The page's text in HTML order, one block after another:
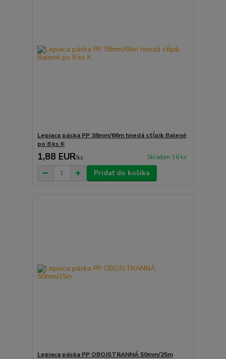
Lepiaca páska PP 38mm/66m hnedá stĺpik Balené
po 8 ks K
1,88 EUR/ks Skladom 16 ks
Pridať do košíka
Lepiaca páska PP OBOJSTRANNÁ 50mm/25m